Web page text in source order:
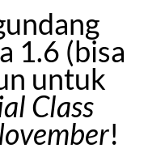
1.6 (bisa
untuk
Class
!